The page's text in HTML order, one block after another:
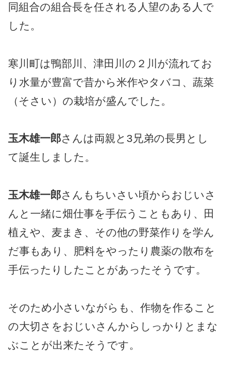
同組合の組合長を任される人望のある人で
した。
寒川町は鴨部川、津田川の２川が流れてお
り水量が豊富で昔から米作やタバコ、蔬菜
（そさい）の栽培が盛んでした。
玉木雄一郎さんは両親と3兄弟の長男とし
て誕生しました。
玉木雄一郎さんもちいさい頃からおじいさ
んと一緒に畑仕事を手伝うこともあり、田
植えや、麦まき、その他の野菜作りを学ん
だ事もあり、肥料をやったり農薬の散布を
手伝ったりしたことがあったそうです。
そのため小さいながらも、作物を作ること
の大切さをおじいさんからしっかりとまな
ぶことが出来たそうです。